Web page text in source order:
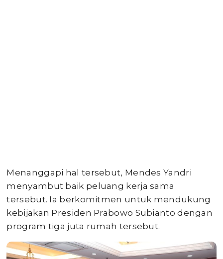
Menanggapi hal tersebut, Mendes Yandri
menyambut baik peluang kerja sama
tersebut. Ia berkomitmen untuk mendukung
kebijakan Presiden Prabowo Subianto dengan
program tiga juta rumah tersebut.